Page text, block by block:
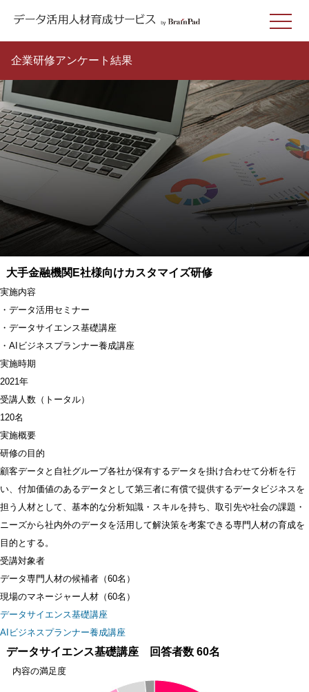
企業研修アンケート結果
大手金融機関E社様向けカスタマイズ研修
実施内容
・データ活用セミナー
・データサイエンス基礎講座
・AIビジネスプランナー養成講座
実施時期
2021年
受講人数 （トータル）
120名
実施概要
研修の目的
顧客データと自社グループ各社が保有するデータを掛け合わせて分析を行
い、付加価値のあるデータとして第三者に有償で提供するデータビジネスを
担う人材として、基本的な分析知識・スキルを持ち、取引先や社会の課題・
ニーズから社内外のデータを活用して解決策を考案できる専門人材の育成を
目的とする。
受講対象者
データ専門人材の候補者（60名）
現場のマネージャー人材（60名）
データサイエンス基礎講座
AIビジネスプランナー養成講座
データサイエンス基礎講座 回答者数 60名
内容の満足度